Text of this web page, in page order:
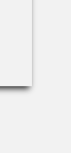
mm